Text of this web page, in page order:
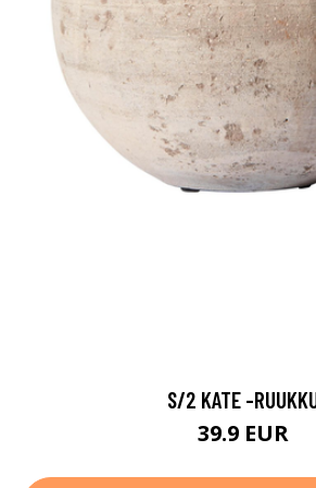
S/2 KATE -
39.9 EUR